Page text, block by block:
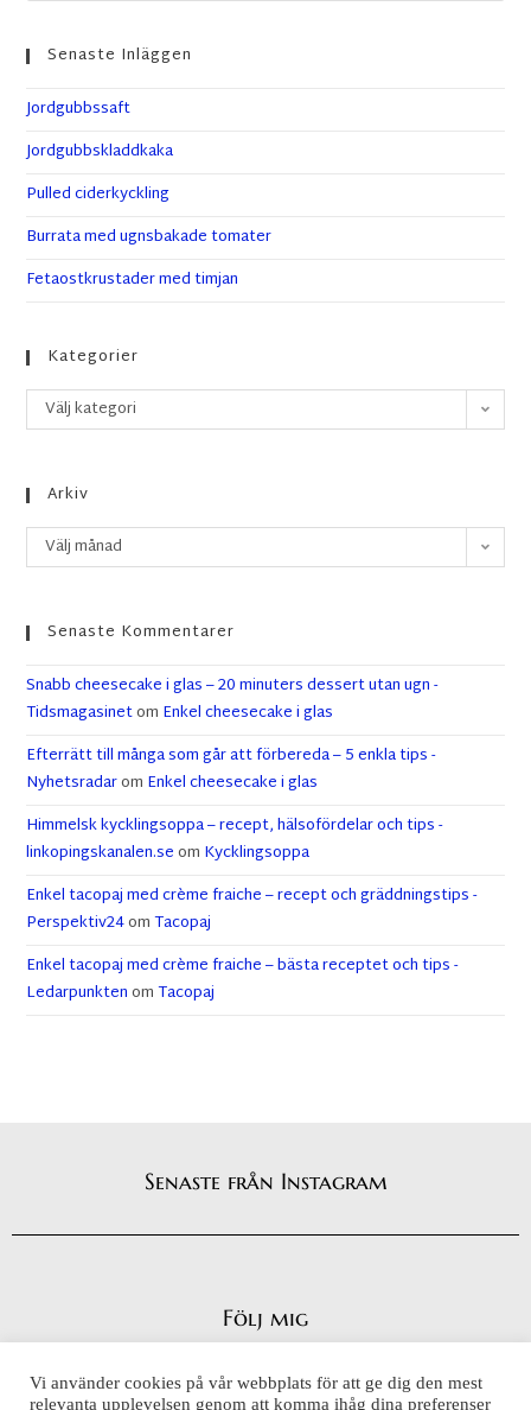
Senaste Inläggen
Jordgubbssaft
Jordgubbskladdkaka
Pulled ciderkyckling
Burrata med ugnsbakade tomater
Fetaostkrustader med timjan
Kategorier
Välj kategori
Arkiv
Välj månad
Senaste Kommentarer
Snabb cheesecake i glas – 20 minuters dessert utan ugn -
Tidsmagasinetom Enkel cheesecake i glas
Efterrätt till många som går att förbereda – 5 enkla tips -
Nyhetsradarom Enkel cheesecake i glas
Himmelsk kycklingsoppa – recept, hälsofördelar och tips -
linkopingskanalen.seom Kycklingsoppa
Enkel tacopaj med crème fraiche – recept och gräddningstips -
Perspektiv24omTacopaj
Enkel tacopaj med crème fraiche – bästa receptet och tips -
LedarpunktenomTacopaj
Senaste från Instagram
Följ mig
Vi använder cookies på vår webbplats för att ge dig den mest
relevanta upplevelsen genom att komma ihåg dina preferenser